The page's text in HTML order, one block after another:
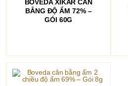
BOVEDA XIKAR CÂN
BẰNG ĐỘ ẨM 72% –
GÓI 60G